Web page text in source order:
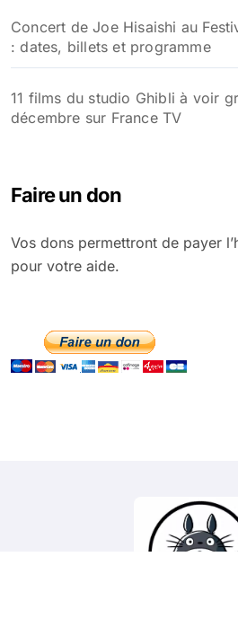
Concert de Joe Hisaishi au
: dates, billets et programme
11 films du studio Ghibli à voir
décembre sur France TV
Faire un don
Vos dons permettront de payer
pour votre aide.